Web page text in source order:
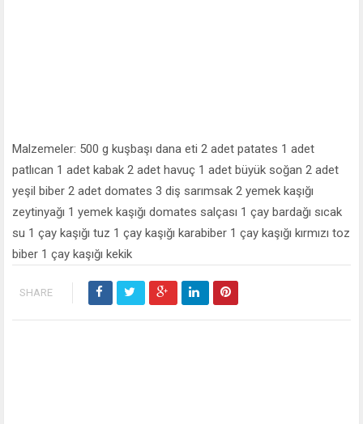
Malzemeler: 500 g kuşbaşı dana eti 2 adet patates 1 adet
patlıcan 1 adet kabak 2 adet havuç 1 adet büyük soğan 2 adet
yeşil biber 2 adet domates 3 diş sarımsak 2 yemek kaşığı
zeytinyağı 1 yemek kaşığı domates salçası 1 çay bardağı sıcak
su 1 çay kaşığı tuz 1 çay kaşığı karabiber 1 çay kaşığı kırmızı toz
biber 1 çay kaşığı kekik
SHARE